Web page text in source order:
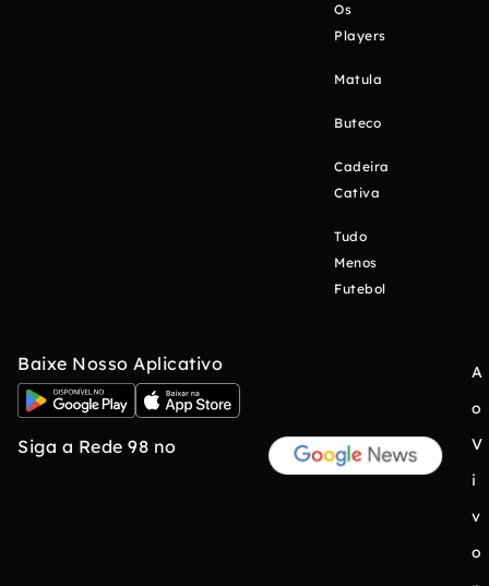
Os
Players
Matula
Buteco
Cadeira
Cativa
Tudo
Menos
Futebol
Baixe Nosso Aplicativo
Siga a Rede 98 no
A
o
V
i
v
o